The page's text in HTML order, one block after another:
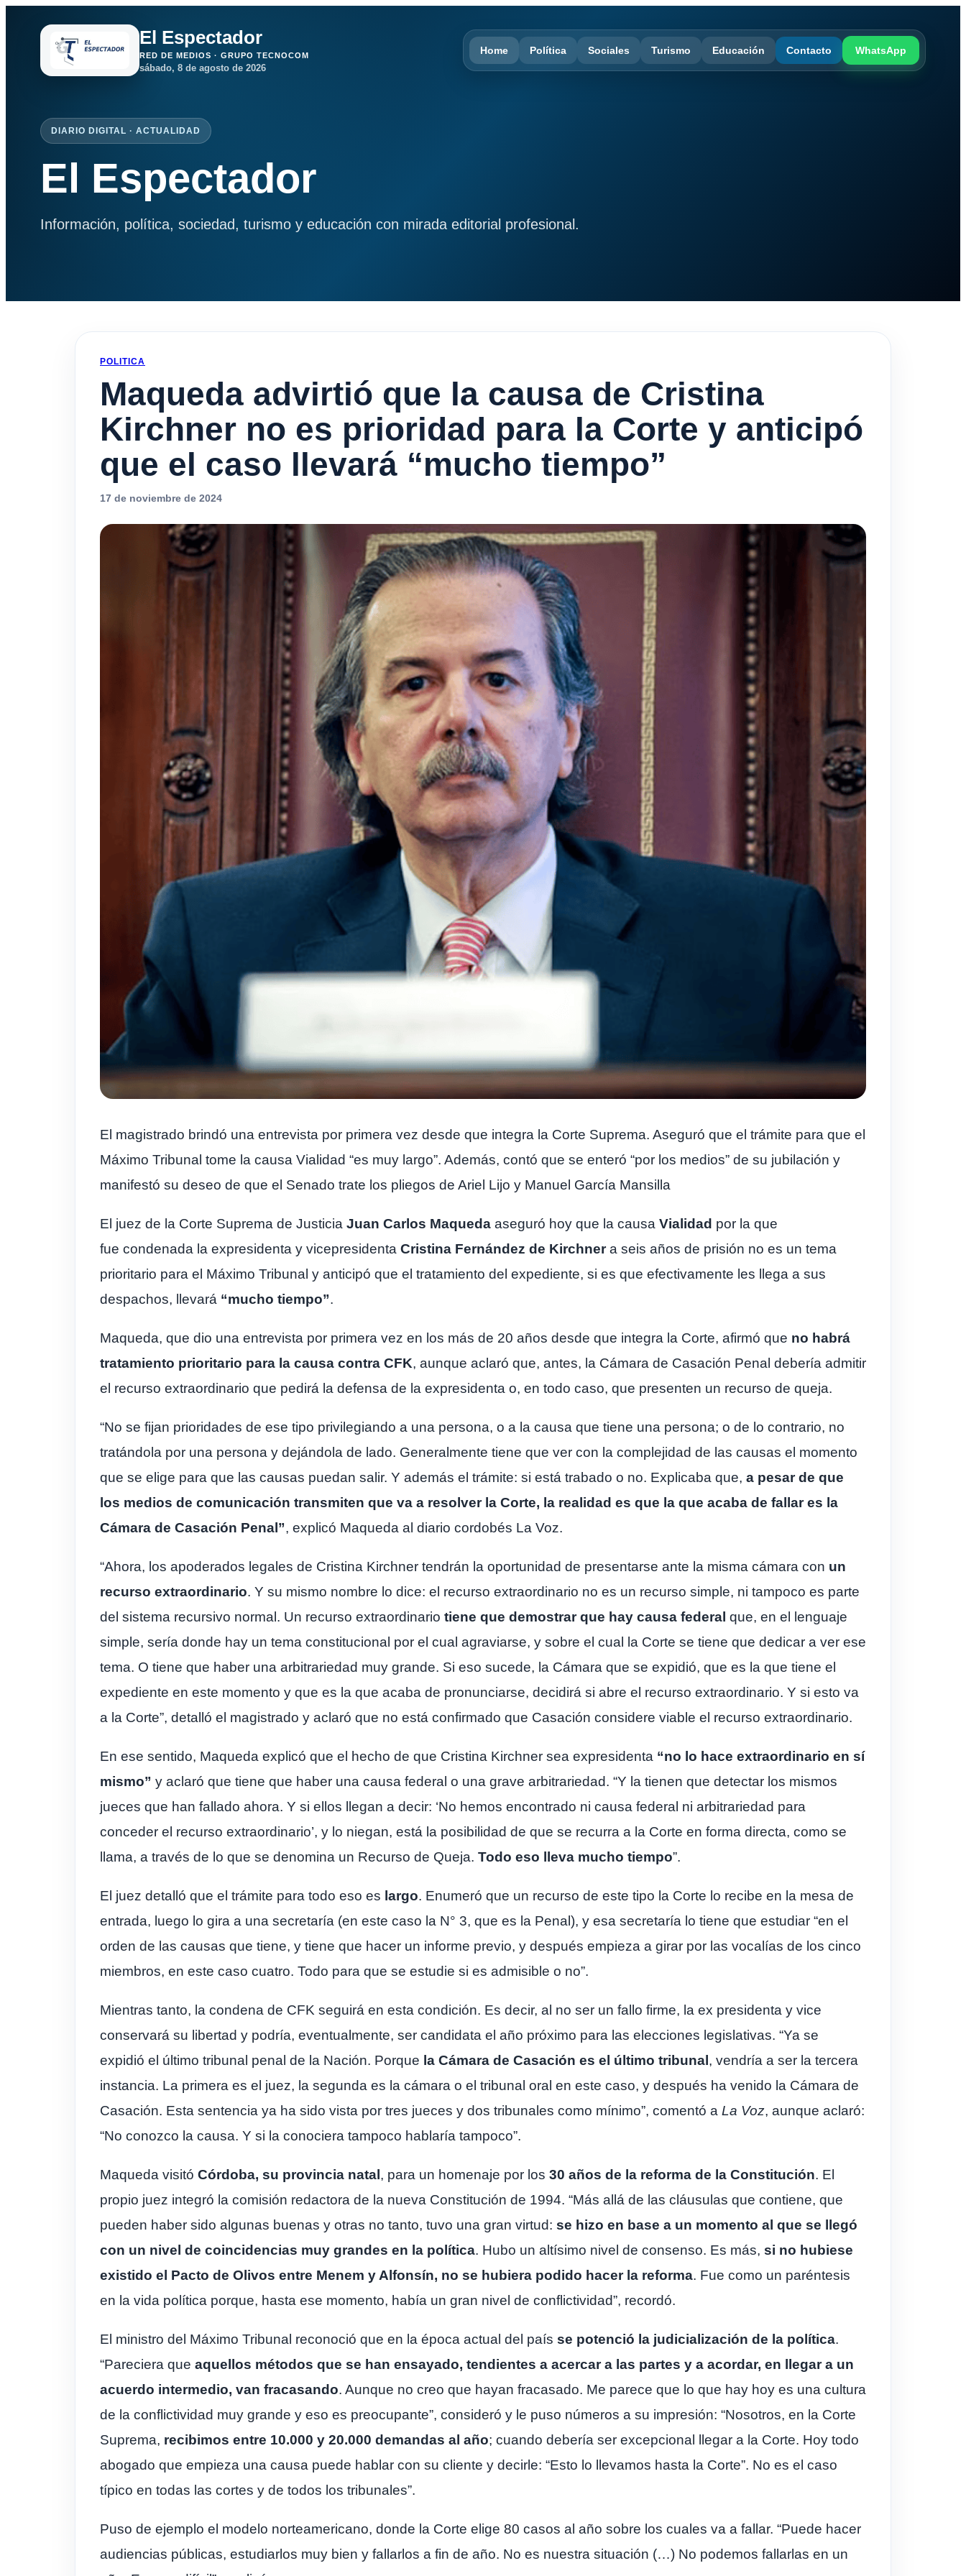
El Espectador
RED DE MEDIOS · GRUPO TECNOCOM
sábado, 8 de agosto de 2026
Home Política Sociales Turismo Educación Contacto WhatsApp
DIARIO DIGITAL · ACTUALIDAD
El Espectador
Información, política, sociedad, turismo y educación con mirada editorial profesional.
POLITICA
Maqueda advirtió que la causa de Cristina
Kirchner no es prioridad para la Corte y anticipó
que el caso llevará “mucho tiempo”
17 de noviembre de 2024
El magistrado brindó una entrevista por primera vez desde que integra la Corte Suprema. Aseguró que el trámite para que el
Máximo Tribunal tome la causa Vialidad “es muy largo”. Además, contó que se enteró “por los medios” de su jubilación y
manifestó su deseo de que el Senado trate los pliegos de Ariel Lijo y Manuel García Mansilla
El juez de la Corte Suprema de Justicia Juan Carlos Maqueda aseguró hoy que la causa Vialidad por la que
fue condenada la expresidenta y vicepresidenta Cristina Fernández de Kirchnera seis años de prisión no es un tema
prioritario para el Máximo Tribunal y anticipó que el tratamiento del expediente, si es que efectivamente les llega a sus
despachos, llevará “mucho tiempo”.
Maqueda, que dio una entrevista por primera vez en los más de 20 años desde que integra la Corte, afirmó que no habrá
tratamiento prioritario para la causa contra CFK, aunque aclaró que, antes, la Cámara de Casación Penal debería admitir
el recurso extraordinario que pedirá la defensa de la expresidenta o, en todo caso, que presenten un recurso de queja.
“No se fijan prioridades de ese tipo privilegiando a una persona, o a la causa que tiene una persona; o de lo contrario, no
tratándola por una persona y dejándola de lado. Generalmente tiene que ver con la complejidad de las causas el momento
que se elige para que las causas puedan salir. Y además el trámite: si está trabado o no. Explicaba que, a pesar de que
los medios de comunicación transmiten que va a resolver la Corte, la realidad es que la que acaba de fallar es la
Cámara de Casación Penal”, explicó Maqueda al diario cordobés La Voz.
“Ahora, los apoderados legales de Cristina Kirchner tendrán la oportunidad de presentarse ante la misma cámara con un
recurso extraordinario. Y su mismo nombre lo dice: el recurso extraordinario no es un recurso simple, ni tampoco es parte
del sistema recursivo normal. Un recurso extraordinario tiene que demostrar que hay causa federal que, en el lenguaje
simple, sería donde hay un tema constitucional por el cual agraviarse, y sobre el cual la Corte se tiene que dedicar a ver ese
tema. O tiene que haber una arbitrariedad muy grande. Si eso sucede, la Cámara que se expidió, que es la que tiene el
expediente en este momento y que es la que acaba de pronunciarse, decidirá si abre el recurso extraordinario. Y si esto va
a la Corte”, detalló el magistrado y aclaró que no está confirmado que Casación considere viable el recurso extraordinario.
En ese sentido, Maqueda explicó que el hecho de que Cristina Kirchner sea expresidenta “no lo hace extraordinario en sí
mismo” y aclaró que tiene que haber una causa federal o una grave arbitrariedad. “Y la tienen que detectar los mismos
jueces que han fallado ahora. Y si ellos llegan a decir: ‘No hemos encontrado ni causa federal ni arbitrariedad para
conceder el recurso extraordinario’, y lo niegan, está la posibilidad de que se recurra a la Corte en forma directa, como se
llama, a través de lo que se denomina un Recurso de Queja. Todo eso lleva mucho tiempo”.
El juez detalló que el trámite para todo eso es largo. Enumeró que un recurso de este tipo la Corte lo recibe en la mesa de
entrada, luego lo gira a una secretaría (en este caso la N° 3, que es la Penal), y esa secretaría lo tiene que estudiar “en el
orden de las causas que tiene, y tiene que hacer un informe previo, y después empieza a girar por las vocalías de los cinco
miembros, en este caso cuatro. Todo para que se estudie si es admisible o no”.
Mientras tanto, la condena de CFK seguirá en esta condición. Es decir, al no ser un fallo firme, la ex presidenta y vice
conservará su libertad y podría, eventualmente, ser candidata el año próximo para las elecciones legislativas. “Ya se
expidió el último tribunal penal de la Nación. Porque la Cámara de Casación es el último tribunal, vendría a ser la tercera
instancia. La primera es el juez, la segunda es la cámara o el tribunal oral en este caso, y después ha venido la Cámara de
Casación. Esta sentencia ya ha sido vista por tres jueces y dos tribunales como mínimo”, comentó a La Voz, aunque aclaró:
“No conozco la causa. Y si la conociera tampoco hablaría tampoco”.
Maqueda visitó Córdoba, su provincia natal, para un homenaje por los 30 años de la reforma de la Constitución. El
propio juez integró la comisión redactora de la nueva Constitución de 1994. “Más allá de las cláusulas que contiene, que
pueden haber sido algunas buenas y otras no tanto, tuvo una gran virtud: se hizo en base a un momento al que se llegó
con un nivel de coincidencias muy grandes en la política. Hubo un altísimo nivel de consenso. Es más, si no hubiese
existido el Pacto de Olivos entre Menem y Alfonsín, no se hubiera podido hacer la reforma. Fue como un paréntesis
en la vida política porque, hasta ese momento, había un gran nivel de conflictividad”, recordó.
El ministro del Máximo Tribunal reconoció que en la época actual del país se potenció la judicialización de la política.
“Pareciera que aquellos métodos que se han ensayado, tendientes a acercar a las partes y a acordar, en llegar a un
acuerdo intermedio, van fracasando. Aunque no creo que hayan fracasado. Me parece que lo que hay hoy es una cultura
de la conflictividad muy grande y eso es preocupante”, consideró y le puso números a su impresión: “Nosotros, en la Corte
Suprema, recibimos entre 10.000 y 20.000 demandas al año; cuando debería ser excepcional llegar a la Corte. Hoy todo
abogado que empieza una causa puede hablar con su cliente y decirle: “Esto lo llevamos hasta la Corte”. No es el caso
típico en todas las cortes y de todos los tribunales”.
Puso de ejemplo el modelo norteamericano, donde la Corte elige 80 casos al año sobre los cuales va a fallar. “Puede hacer
audiencias públicas, estudiarlos muy bien y fallarlos a fin de año. No es nuestra situación (…) No podemos fallarlas en un